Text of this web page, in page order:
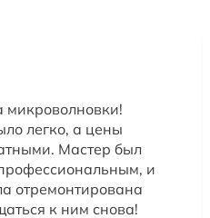
микроволновки!
легко, а цены
Мастер был
и
отремонтирована
к ним снова!